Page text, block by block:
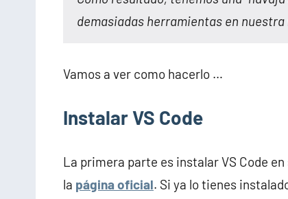
demasiadas herramientas en nuestra
Vamos a ver como hacerlo …
Instalar VS Code
La primera parte es instalar VS Code
la página oficial. Si ya lo tienes